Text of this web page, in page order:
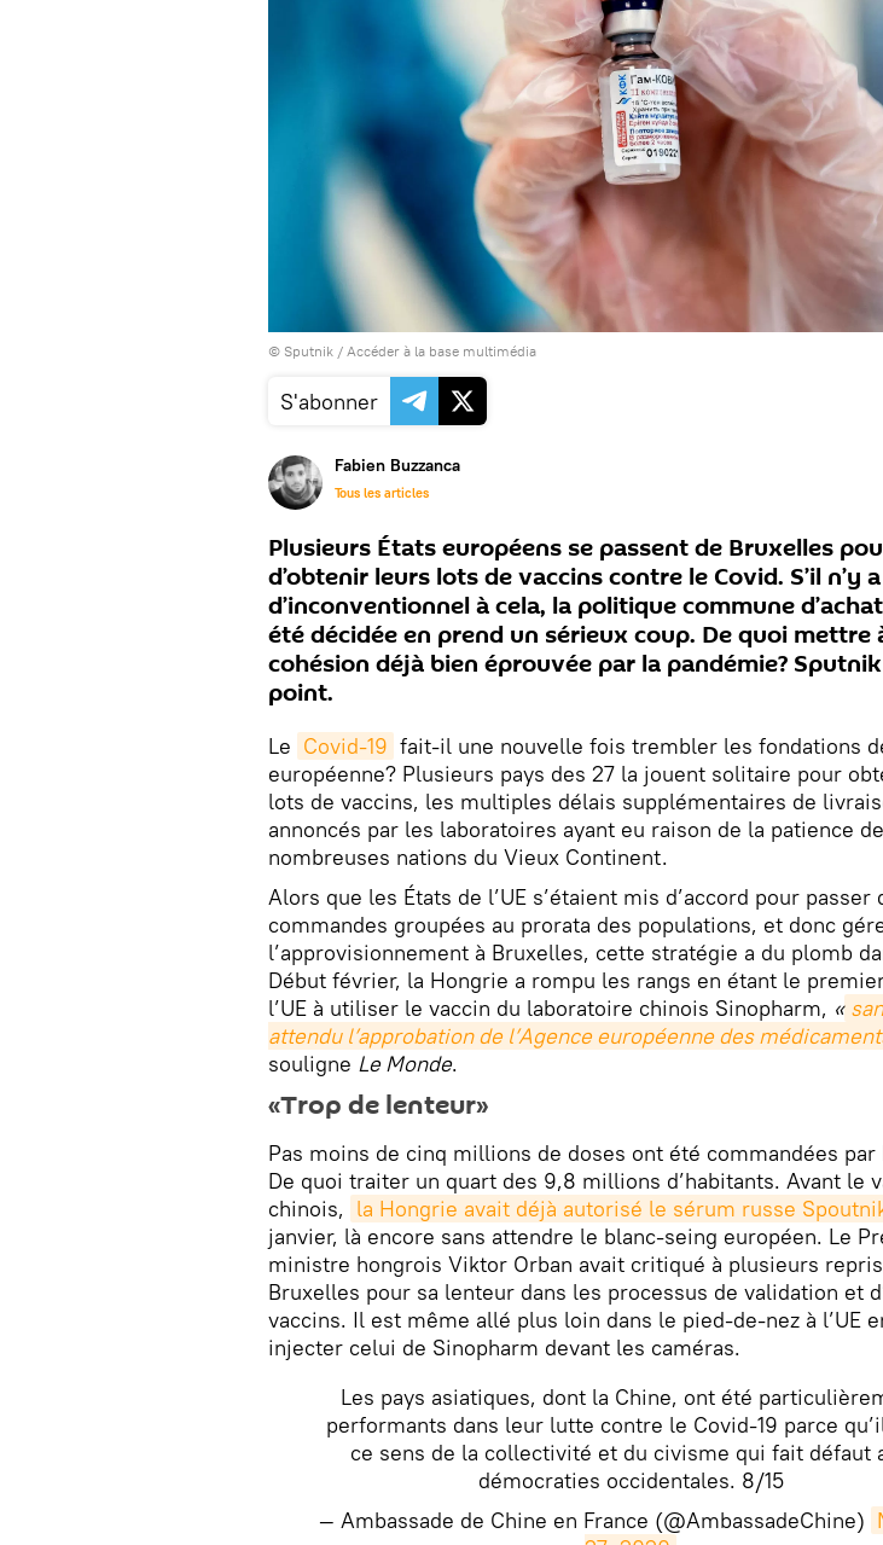
© Sputnik / Accéder à la base multimédia
S'abonner
Fabien Buzzanca
Tous les articles
Plusieurs États européens se passent de Bruxelles
d’obtenir leurs lots de vaccins contre le Covid. S’il n’y
d’inconventionnel à cela, la politique commune
été décidée en prend un sérieux coup. De quoi mettre
cohésion déjà bien éprouvée par la pandémie?
point.
Le Covid-19 fait-il une nouvelle fois trembler les fondations
européenne? Plusieurs pays des 27 la jouent solitaire pour
lots de vaccins, les multiples délais supplémentaires de
annoncés par les laboratoires ayant eu raison de la patience de
nombreuses nations du Vieux Continent.
Alors que les États de l’UE s’étaient mis d’accord pour passer
commandes groupées au prorata des populations, et donc
l’approvisionnement à Bruxelles, cette stratégie a du plomb
Début février, la Hongrie a rompu les rangs en étant le
l’UE à utiliser le vaccin du laboratoire chinois Sinopharm, «
attendu l’approbation de l’Agence européenne des
souligne Le Monde.
«Trop de lenteur»
Pas moins de cinq millions de doses ont été commandées par
De quoi traiter un quart des 9,8 millions d’habitants. Avant le
chinois, la Hongrie avait déjà autorisé le sérum russe
janvier, là encore sans attendre le blanc-seing européen. Le
ministre hongrois Viktor Orban avait critiqué à plusieurs
Bruxelles pour sa lenteur dans les processus de validation et
vaccins. Il est même allé plus loin dans le pied-de-nez à l’UE
injecter celui de Sinopharm devant les caméras.
Les pays asiatiques, dont la Chine, ont été
performants dans leur lutte contre le Covid-19 parce
ce sens de la collectivité et du civisme qui fait défaut
démocraties occidentales. 8/15
— Ambassade de Chine en France (@AmbassadeChine)